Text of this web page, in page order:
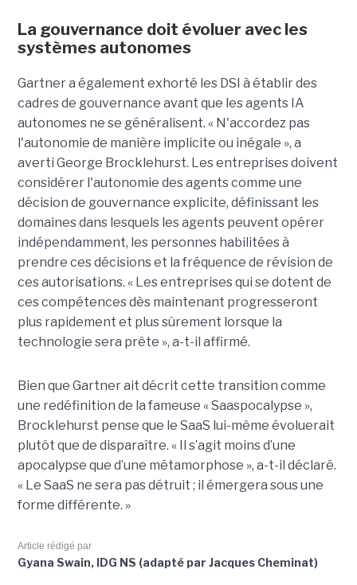
La gouvernance doit évoluer avec les
systèmes autonomes
Gartner a également exhorté les DSI à établir des
cadres de gouvernance avant que les agents IA
autonomes ne se généralisent. « N'accordez pas
l'autonomie de manière implicite ou inégale », a
averti George Brocklehurst. Les entreprises doivent
considérer l'autonomie des agents comme une
décision de gouvernance explicite, définissant les
domaines dans lesquels les agents peuvent opérer
indépendamment, les personnes habilitées à
prendre ces décisions et la fréquence de révision de
ces autorisations. « Les entreprises qui se dotent de
ces compétences dès maintenant progresseront
plus rapidement et plus sûrement lorsque la
technologie sera prête », a-t-il affirmé.
Bien que Gartner ait décrit cette transition comme
une redéfinition de la fameuse « Saaspocalypse »,
Brocklehurst pense que le SaaS lui-même évoluerait
plutôt que de disparaître. « Il s’agit moins d’une
apocalypse que d’une métamorphose », a-t-il déclaré.
« Le SaaS ne sera pas détruit ; il émergera sous une
forme différente. »
Article rédigé par
Gyana Swain, IDG NS (adapté par Jacques Cheminat)